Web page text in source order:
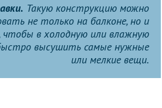
Такую конструкцию можно
не только на балконе, но и
чтобы в холодную или влажную
высушить самые нужные
или мелкие вещи.